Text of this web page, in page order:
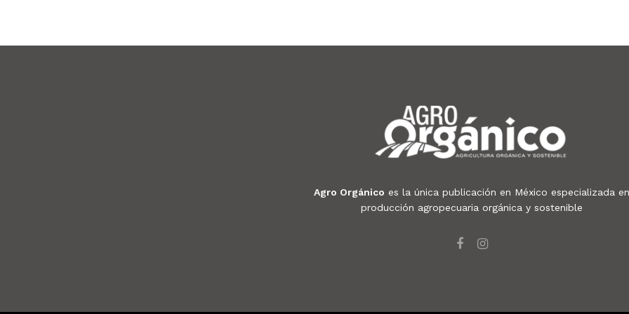
Agro Orgánico es la única publicación en México especializada en
producción agropecuaria orgánica y sostenible